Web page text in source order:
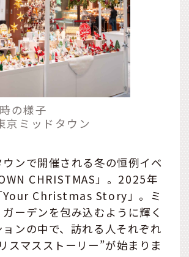
の様子
京ミッドタウン
ンで開催される冬の恒例イベ
CHRISTMAS」。2025年
Your Christmas Story」。ミ
ーデンを包み込むように輝く
ンの中で、訪れる人それぞれ
スマスストーリー”が始まりま